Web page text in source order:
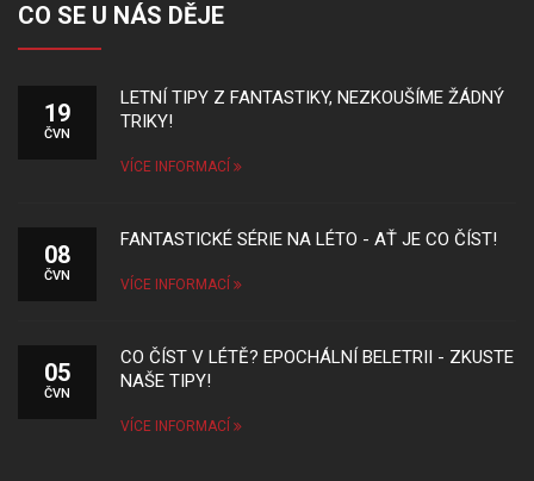
CO SE U NÁS DĚJE
19
ČVN
LETNÍ TIPY Z FANTASTIKY, NEZKOUŠÍME ŽÁDNÝ
TRIKY!
VÍCE INFORMACÍ
08
ČVN
FANTASTICKÉ SÉRIE NA LÉTO - AŤ JE CO ČÍST!
VÍCE INFORMACÍ
05
ČVN
CO ČÍST V LÉTĚ? EPOCHÁLNÍ BELETRII - ZKUSTE
NAŠE TIPY!
VÍCE INFORMACÍ